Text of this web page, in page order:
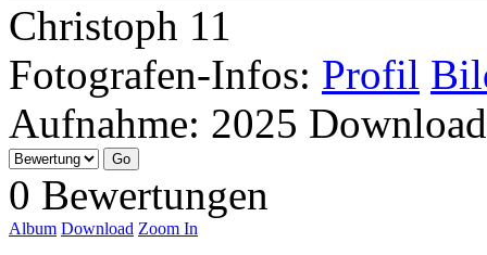
Christoph 11
Fotografen-Infos: Profil
Aufnahme: 2025
0 Bewertungen
Album Download Zoom In